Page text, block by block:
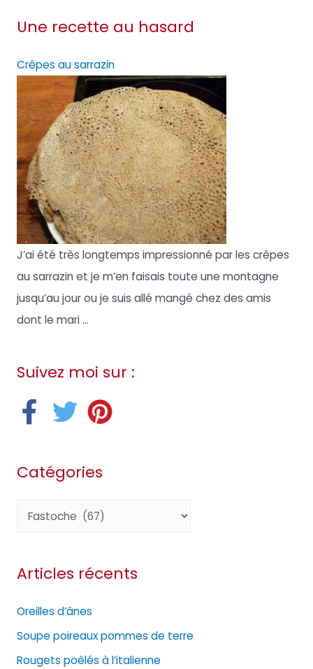
Une recette au hasard
Crêpes au sarrazin
J’ai été très longtemps impressionné par les crêpes
au sarrazin et je m’en faisais toute une montagne
jusqu’au jour ou je suis allé mangé chez des amis
dont le mari ...
Suivez moi sur :
Catégories
é
o
r
i
Articles récents
Oreilles d’ânes
Soupe poireaux pommes de terre
Rougets poêlés à l’italienne